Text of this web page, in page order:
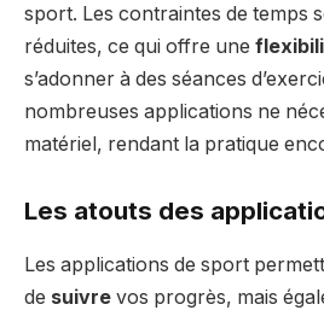
sport. Les contraintes de temps
réduites, ce qui offre une
s’adonner à des séances
nombreuses applications ne
matériel, rendant la pratique
Les atouts des
Les applications de sport
de suivre vos progrès, mais